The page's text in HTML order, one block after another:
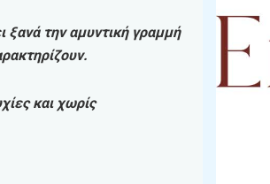
ξανά την αμυντική γραμμή
και χωρίς